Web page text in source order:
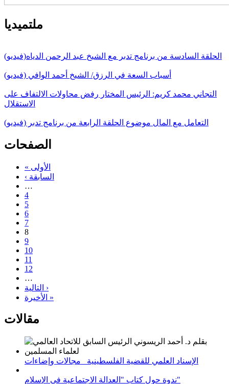
ملتميديا
الحلقة السادسة من برنامج تدبر مع الشيخ عبد الرحمن الدياه(فيديو)
أسباب السعة في الرزق/ الشيخ أحمد الوافي (فيديو)
التجاني محمد كريم: الرئيس المختار رفض محاولات الالتفاف على
الاستقلال
التعامل مع المال موضوع الحلقة الرابعة من برنامج تدبر (فيديو)
الصفحات
« الأولى
‹ السابقة
…
4
5
6
7
8
9
10
11
12
…
التالية ›
الأخيرة »
مقالات
الإسناد العلمي للقضية الفلسطينية_ مجالات وإضاءات
ندوة حول كتاب "العدالة الاجتماعية في الإسلام"